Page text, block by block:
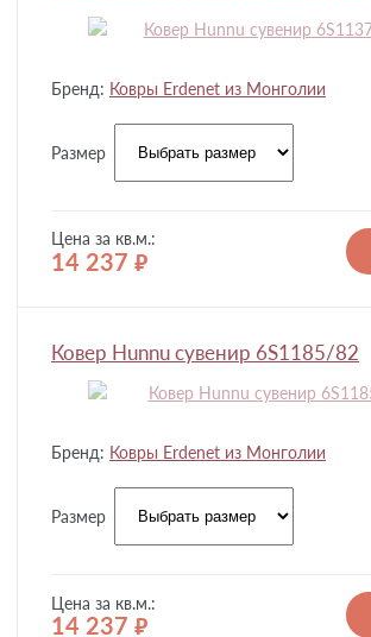
Бренд: Ковры Erdenet из Монголии
Размер
Цена за кв.м.:
14 237 руб.
Ковер Hunnu сувенир 6S1185/82
Бренд: Ковры Erdenet из Монголии
Размер
Цена за кв.м.:
14 237 руб.